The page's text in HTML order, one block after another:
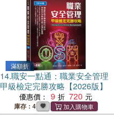
滿額折
14.職安一點通：職業安全管理
甲級檢定完勝攻略【2026版】
優惠價： 9 720
庫存：4